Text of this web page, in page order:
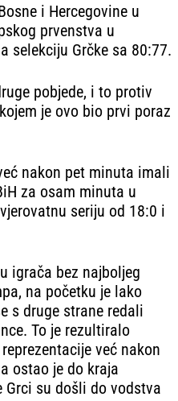
i Hercegovine u
prvenstva u
selekciju Grčke sa 80:77.
pobjede, i to protiv
je ovo bio prvi poraz
nakon pet minuta imali
za osam minuta u
seriju od 18:0 i
igrača bez najboljeg
na početku je lako
s druge strane redali
To je rezultiralo
već nakon
ostao je do kraja
Grci su došli do vodstva